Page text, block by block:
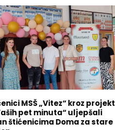
MSŠ „Vitez“ kroz projekt
pet minuta“ uljepšali
štićenicima Doma za stare